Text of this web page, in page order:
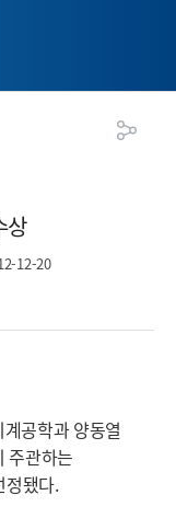
상​
12-20
공학과 양동열
주관하는
됐다.